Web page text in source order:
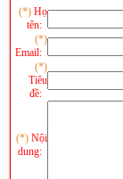
(*) Họ
tên:
(*)
Email:
(*)
Tiêu
đề:
(*) Nội
dung: